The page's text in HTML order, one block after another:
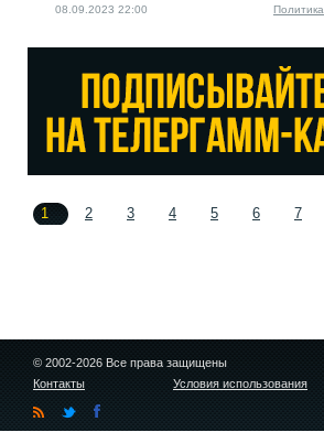
08.09.2023 22:00 Политика
1 2 3 4 5 6 7
© 2002-2026 Все права защищены
Контакты
Условия использования